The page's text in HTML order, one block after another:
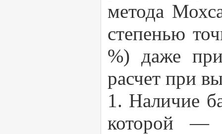
метода
степенью
%) даже при
расчет при
1. Наличие
которой —